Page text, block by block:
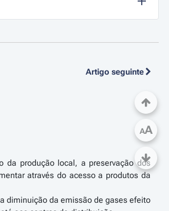
Artigo seguinte
da produção local, a preservação dos
através do acesso a produtos da
diminuição da emissão de gases efeito
AA